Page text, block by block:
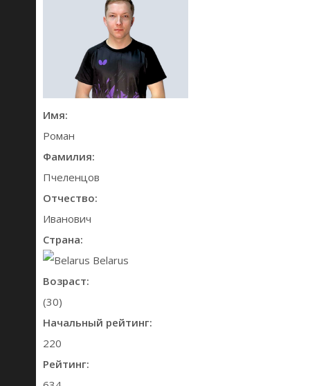
Имя:
Роман
Фамилия:
Пчеленцов
Отчество:
Иванович
Страна:
Belarus
Возраст:
(30)
Начальный рейтинг:
220
Рейтинг: